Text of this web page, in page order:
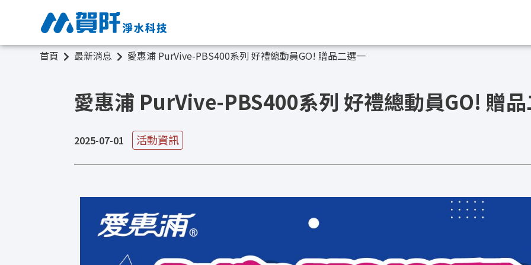
首頁 最新消息 愛惠浦 PurVive-PBS400系列 好禮總動員GO! 贈品二選一
愛惠浦 PurVive-PBS400系列 好禮總動員GO! 贈
2025-07-01 活動資訊